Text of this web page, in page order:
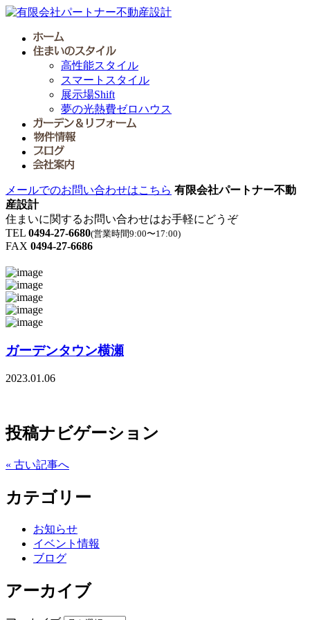
高性能スタイル
スマートスタイル
展示場Shift
夢の光熱費ゼロハウス
メールでのお問い合わせはこちら 有限会社パートナー不動
産設計
住まいに関するお問い合わせはお手軽にどうぞ
TEL 0494-27-6680(営業時間9:00〜17:00)
FAX 0494-27-6686
ガーデンタウン横瀬
2023.01.06
投稿ナビゲーション
« 古い記事へ
カテゴリー
お知らせ
イベント情報
ブログ
アーカイブ